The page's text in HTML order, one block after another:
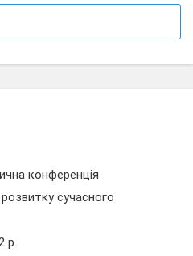
конференцiя
сучасного
р.